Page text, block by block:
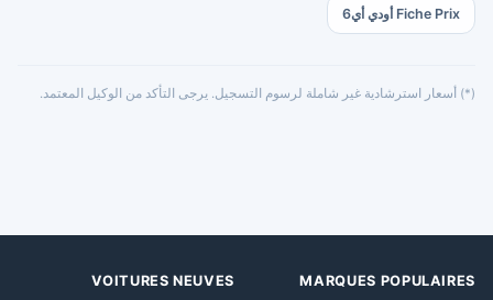
Fiche Prix أودي أي6
(*) أسعار استرشادية غير شاملة لرسوم التسجيل. يرجى التأكد من الوكيل المعتمد.
MARQUES POPULAIRES
VOITURES NEUVES